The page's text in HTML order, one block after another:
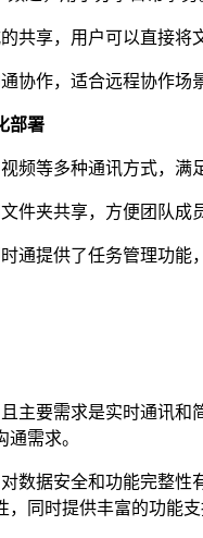
共享，用户可以直接将
协作，适合远程协作场
部署
频等多种通讯方式，满
件夹共享，方便团队成
通提供了任务管理功能
主要需求是实时通讯
需求。
数据安全和功能完整性
同时提供丰富的功能支